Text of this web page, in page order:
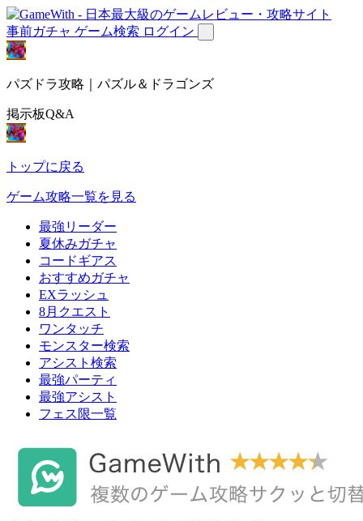
事前ガチャ ゲーム検索 ログイン
パズドラ攻略｜パズル＆ドラゴンズ
掲示板Q&A
トップに戻る
ゲーム攻略一覧を見る
最強リーダー
夏休みガチャ
コードギアス
おすすめガチャ
EXラッシュ
8月クエスト
ワンタッチ
モンスター検索
アシスト検索
最強パーティ
最強アシスト
フェス限一覧